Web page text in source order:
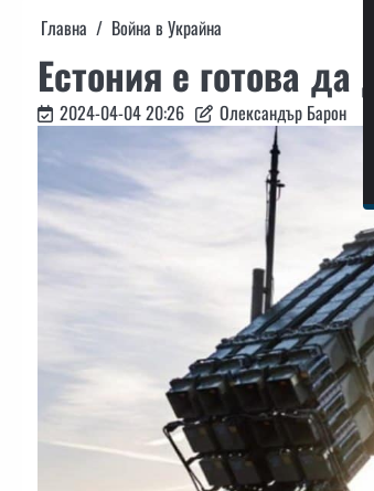
Главна Война в Украйна
Естония е готова
2024-04-04 20:26 Олександър Барон